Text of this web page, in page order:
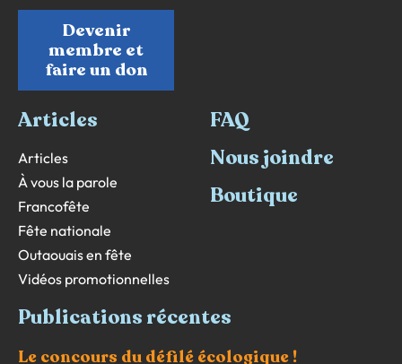
Devenir
membre et
faire un don
Articles
Articles
À vous la parole
Francofête
Fête nationale
Outaouais en fête
Vidéos promotionnelles
FAQ
Nous joindre
Boutique
Publications récentes
Le concours du défilé écologique !